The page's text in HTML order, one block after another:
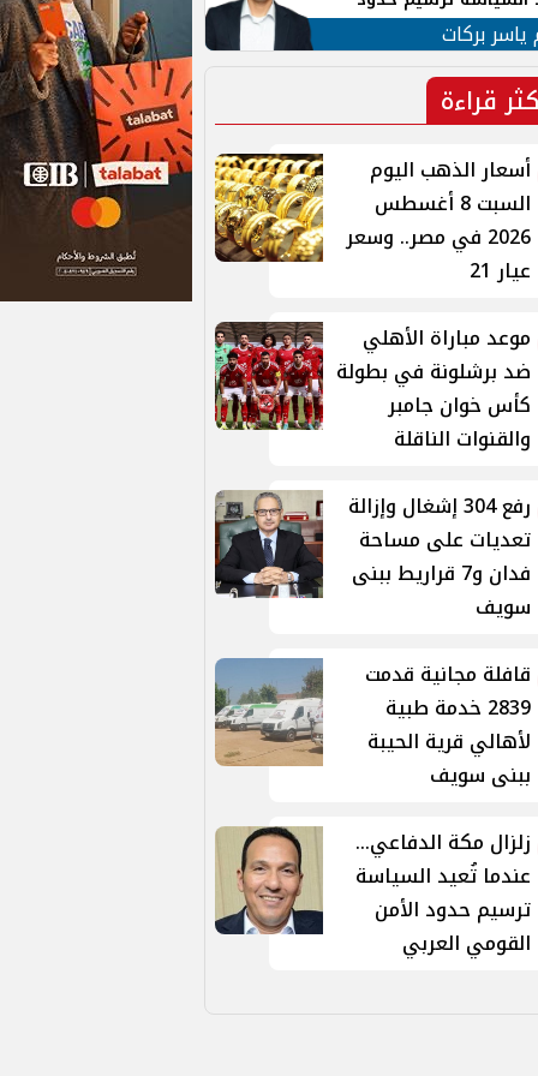
القومي العربي
ياسر بركات
قراءة
أسعار الذهب اليوم
السبت 8 أغسطس
2026 في مصر.. وسعر
عيار 21
موعد مباراة الأهلي
ضد برشلونة في بطولة
كأس خوان جامبر
والقنوات الناقلة
رفع 304 إشغال وإزالة
تعديات على مساحة
فدان و7 قراريط ببنى
سويف
قافلة مجانية قدمت
2839 خدمة طبية
لأهالي قرية الحيبة
ببنى سويف
زلزال مكة الدفاعي...
عندما تُعيد السياسة
ترسيم حدود الأمن
القومي العربي